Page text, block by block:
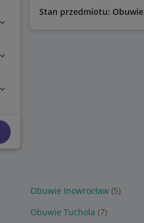
Stan przedmiotu: Obuwie
Obuwie Inowrocław (5)
Obuwie Tuchola (7)